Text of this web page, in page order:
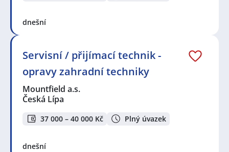
dnešní
Servisní / přijímací technik -
opravy zahradní techniky
Mountfield a.s.
Česká Lípa
37 000 – 40 000 Kč Plný úvazek
dnešní